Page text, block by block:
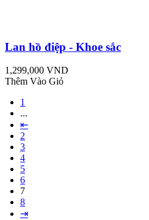
Lan hồ điệp - Khoe sắc
1,299,000 VND
Thêm Vào Giỏ
1
...
⇤
2
3
4
5
6
7
8
⇥